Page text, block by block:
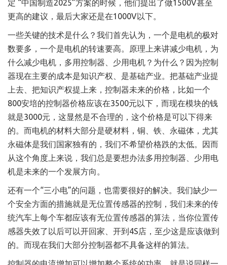
定 “中国制造2025”方案的时候，他们提出了做1500V甚至
更高的建议，最后大家还是在1000V以下。
一些关键的技术是什么？我们首先认为，一个是电机的极对
数要多，一个是电机的转速要高。原理上来讲减少电机，为
什么减少电机，多用控制器、少用电机？为什么？因为控制
器现在主要的成本是知识产权、是基础产业。把基础产业提
上去、把知识产权提上来，控制器未来的价格，比如一个
800安培的控制器价格应该在3500元以下，而现在模块的钱
就是3000元，这显然是不合理的，这个价格是可以下得来
的。而电机的材料大部分是硬材料，铜、铁、永磁体，尤其
永磁体是我们国家独有的，我们不希望价格跌的太低。因而
从这个角度上来说，我们总是要想办法多用控制器、少用电
机是未来的一个发展方向。
还有一个“三小电”的问题，也需要很好的解决。我们缺少一
个安全方面的措施就是无位置传感器的控制，我们未来的传
统汽车上每个车都应该有无位置传感器的算法，当你位置传
感器失效了以后可以开回家、开到4S店，至少这是应该做到
的。而现在我们大部分控制器都不具备这样的算法。